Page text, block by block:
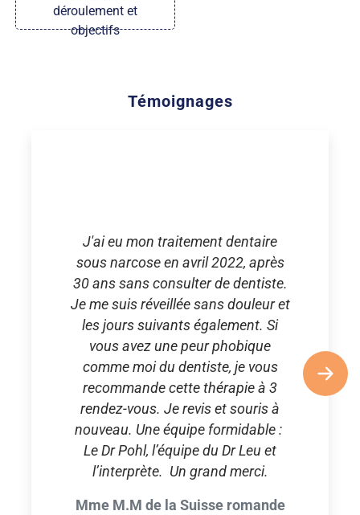
déroulement et
objectifs
Témoignages
J'ai eu mon traitement dentaire
sous narcose en avril 2022, après
30 ans sans consulter de dentiste.
Je me suis réveillée sans douleur et
les jours suivants également. Si
vous avez une peur phobique
comme moi du dentiste, je vous
recommande cette thérapie à 3
rendez-vous. Je revis et souris à
nouveau. Une équipe formidable :
Le Dr Pohl, l’équipe du Dr Leu et
l’interprète. Un grand merci.
Mme M.M de la Suisse romande